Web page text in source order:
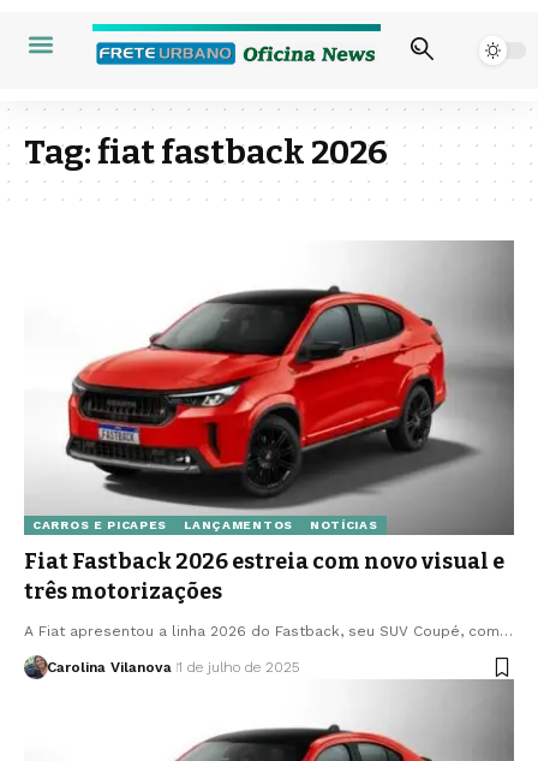
Tag:fiat fastback 2026
CARROS E PICAPES LANÇAMENTOS NOTÍCIAS
Fiat Fastback 2026 estreia com novo visual e
três motorizações
A Fiat apresentou a linha 2026 do Fastback, seu SUV Coupé, com…
Carolina Vilanova 1 de julho de 2025